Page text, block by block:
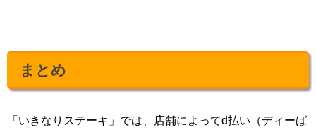
まとめ
「いきなりステーキ」では、店舗によってd払い（ディーば